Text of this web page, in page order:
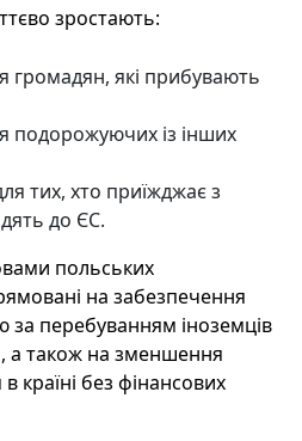
зростають:
громадян, які прибувають
подорожуючих із інших
тих, хто приїжджає з
до ЄС.
польських
на забезпечення
за перебуванням іноземців
а також на зменшення
країні без фінансових